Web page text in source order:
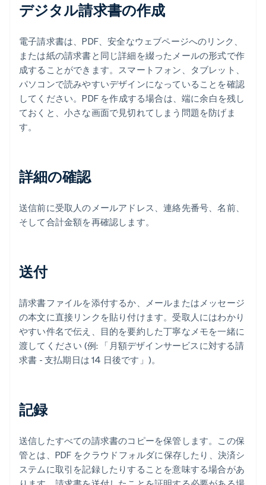
デジタル請求書の作成
電子請求書は、PDF、安全なウェブページへのリンク、
または紙の請求書と同じ詳細を綴ったメールの形式で作
成することができます。スマートフォン、タブレット、
パソコンで読みやすいデザインになっていることを確認
してください。PDF を作成する場合は、端に余白を残し
ておくと、小さな画面で見切れてしまう問題を防げま
す。
詳細の確認
送信前に受取人のメールアドレス、連絡先番号、名前、
そして合計金額を再確認します。
送付
請求書ファイルを添付するか、メールまたはメッセージ
の本文に直接リンクを貼り付けます。受取人にはわかり
やすい件名で伝え、目的を要約した丁寧なメモを一緒に
渡してください (例: 「月額デザインサービスに対する請
求書 - 支払期日は 14 日後です」)。
記録
送信したすべての請求書のコピーを保管します。この保
管とは、PDF をクラウドフォルダに保存したり、決済シ
ステムに取引を記録したりすることを意味する場合があ